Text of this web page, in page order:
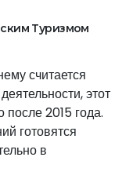
Туризмом
считается
этот
после 2015 года.
готовятся
в